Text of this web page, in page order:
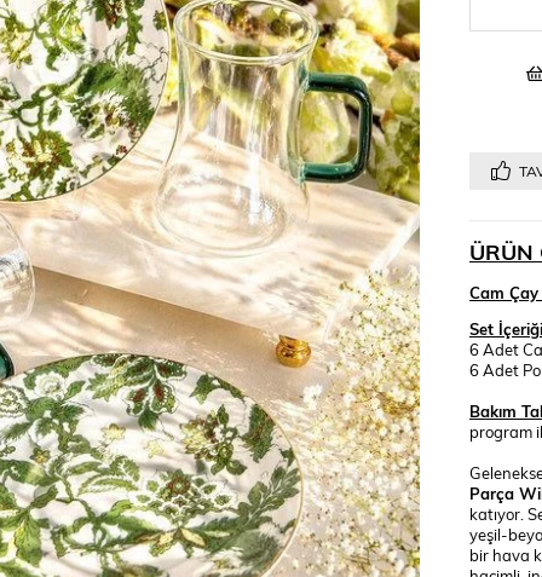
ÜRÜN
Cam
Set
6 Adet
6 Adet
Bakım
program
Parça
katıyor.
yeşil-
bir hava